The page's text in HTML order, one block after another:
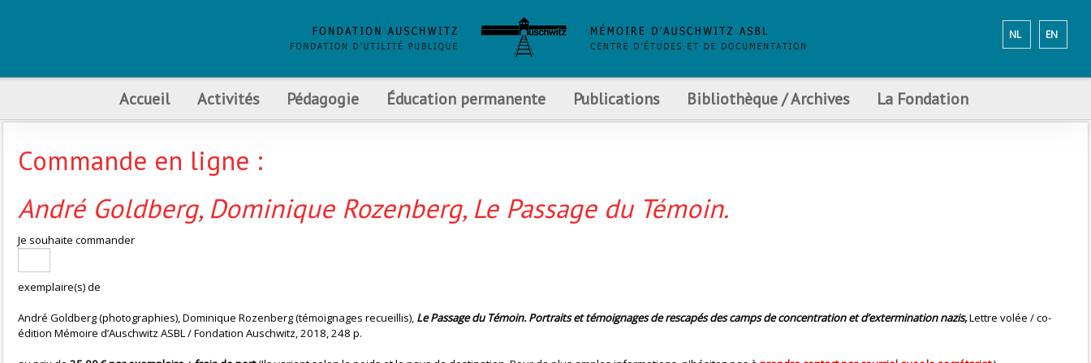
EN
NL
Accueil Activités Pédagogie Éducation permanente Publications Bibliothèque / Archives La Fondation
Commande en ligne :
André Goldberg, Dominique Rozenberg, Le Passage du Témoin.
Je souhaite commander
exemplaire(s) de
André Goldberg (photographies), Dominique Rozenberg (témoignages recueillis), Le Passage du Témoin. Portraits et témoignages de rescapés des camps de concentration et d’extermination nazis,Lettre volée / co-
édition Mémoire d’Auschwitz ASBL / Fondation Auschwitz, 2018, 248 p.